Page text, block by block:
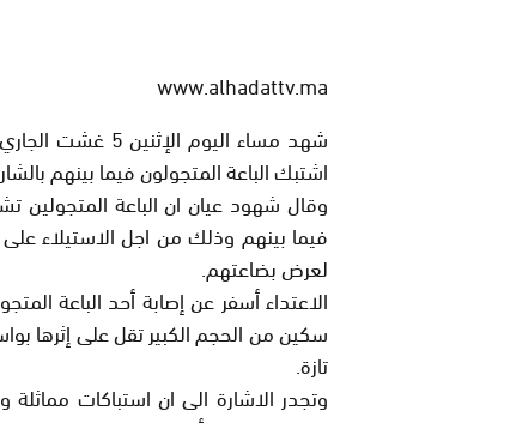
www.alhadattv.ma
شهد مساء اليوم
اشتبك الباعة المتجولون فيما بينهم
وقال شهود عيان ان الباعة المتجولين
فيما بينهم وذلك من اجل الاستيلاء
لعرض بضاعتهم.
الاعتداء أسفر عن إصابة أحد الباعة
سكين من الحجم الكبير تقل على إثرها
تازة.
وتجدر الاشارة الى ان استباكات